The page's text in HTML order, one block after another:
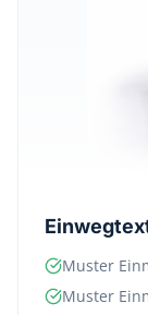
Muster
Muster